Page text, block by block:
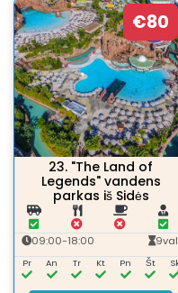
€80
23. "The Land of
Legends" vandens
parkas iš Sidės
09:00-18:00
Pr An Tr Kt Pn Št